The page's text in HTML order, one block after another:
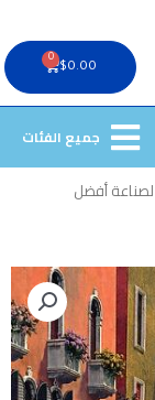
$0.00
0
Cart
جميع الفئات
أفضل